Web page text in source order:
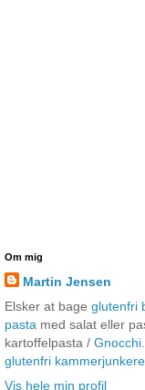
Om mig
Martin Jensen
Elsker at bage glutenfri
pasta med salat eller
kartoffelpasta / Gnocchi
glutenfri kammerjunkere
Vis hele min profil